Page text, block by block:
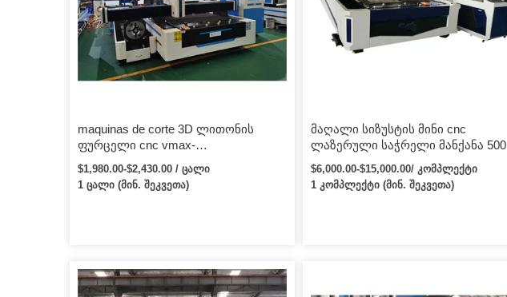
maquinas de corte 3D ლითონის
ფურცელი cnc vmax-
ელექტრონული საიმედო ოქროს
მომწოდებელი co2 ბოჭკოვანი 4×3
მცირე ზომის ლაზერული საჭრელი
$1,980.00-$2,430.00 / ცალი
1 ცალი (მინ. შეკვეთა)
მაღალი სიზუსტის მინი cnc
ლაზერული საჭრელი მანქანა 500
ვატი / მინი ბოჭკოვანი ლაზერული
საჭრელი ლითონისთვის
$6,000.00-$15,000.00/ კომპლექტი
1 კომპლექტი (მინ. შეკვეთა)